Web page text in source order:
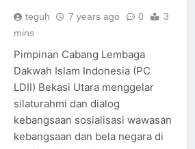
teguh 7 years ago 0
3
mins
Pimpinan Cabang Lembaga
Dakwah Islam Indonesia (PC
LDII) Bekasi Utara menggelar
silaturahmi dan dialog
kebangsaan sosialisasi wawasan
kebangsaan dan bela negara di